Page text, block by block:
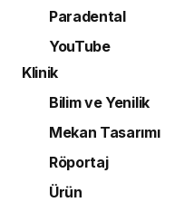
Paradental
YouTube
Klinik
Bilim ve Yenilik
Mekan Tasarımı
Röportaj
Ürün